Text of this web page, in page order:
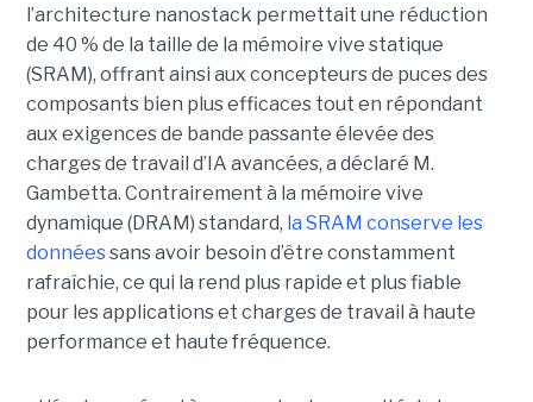
l’architecture nanostack permettait une réduction
de 40 % de la taille de la mémoire vive statique
(SRAM), offrant ainsi aux concepteurs de puces des
composants bien plus efficaces tout en répondant
aux exigences de bande passante élevée des
charges de travail d’IA avancées, a déclaré M.
Gambetta. Contrairement à la mémoire vive
dynamique (DRAM) standard, la SRAM conserve les
donnéessans avoir besoin d’être constamment
rafraîchie, ce qui la rend plus rapide et plus fiable
pour les applications et charges de travail à haute
performance et haute fréquence.